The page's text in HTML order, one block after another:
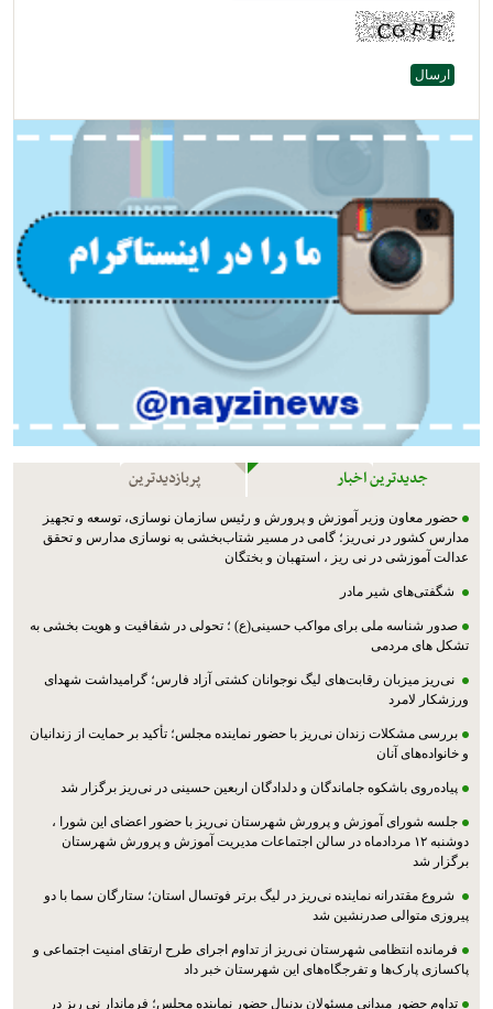
جدیدترین اخبار پربازدیدترین
حضور معاون وزیر آموزش و پرورش و رئیس سازمان نوسازی، توسعه و تجهیز
مدارس کشور در نی‌ریز؛ گامی در مسیر شتاب‌بخشی به نوسازی مدارس و تحقق
عدالت آموزشی در نی ریز ، استهبان و بختگان
شگفتی‌های شیر مادر
صدور شناسه ملی برای مواکب حسینی(ع) ؛ تحولی در شفافیت و هویت بخشی به
تشکل های مردمی
نی‌ریز میزبان رقابت‌های لیگ نوجوانان کشتی آزاد فارس؛ گرامیداشت شهدای
ورزشکار لامرد
بررسی مشکلات زندان نی‌ریز با حضور نماینده مجلس؛ تأکید بر حمایت از زندانیان
و خانواده‌های آنان
پیاده‌روی باشکوه جاماندگان و دلدادگان اربعین حسینی در نی‌ریز برگزار شد
جلسه شورای آموزش و پرورش شهرستان نی‌ریز با حضور اعضای این شورا ،
دوشنبه ۱۲ مردادماه در سالن اجتماعات مدیریت آموزش و پرورش شهرستان
برگزار شد
شروع مقتدرانه نماینده نی‌ریز در لیگ برتر فوتسال استان؛ ستارگان سما با دو
پیروزی متوالی صدرنشین شد
فرمانده انتظامی شهرستان نی‌ریز از تداوم اجرای طرح ارتقای امنیت اجتماعی و
پاکسازی پارک‌ها و تفرجگاه‌های این شهرستان خبر داد
تداوم حضور میدانی مسئولان بدنبال حضور نماینده مجلس؛ فرماندار نی ریز در